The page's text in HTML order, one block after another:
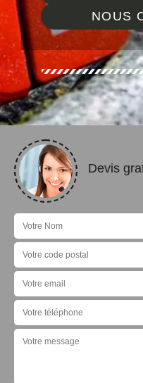
NOUS
Devis